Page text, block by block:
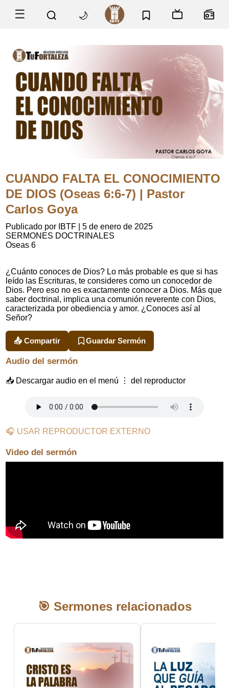
☰ 🌙
CUANDO FALTA EL CONOCIMIENTO
DE DIOS (Oseas 6:6-7) | Pastor
Carlos Goya
Publicado por IBTF
5 de enero de 2025
SERMONES DOCTRINALES
Oseas 6
¿Cuánto conoces de Dios? Lo más probable es que si has
leído las Escrituras, te consideres como un conocedor de
Dios. Pero eso no es exactamente conocer a Dios. Más que
saber doctrinal, implica una comunión reverente con Dios,
caracterizada por obediencia y amor. ¿Conoces así al
Señor?
📤 Compartir Guardar Sermón
Audio del sermón
📥 Descargar audio en el menú ⋮ del reproductor
🎧 USAR REPRODUCTOR EXTERNO
Video del sermón
🎯 Sermones relacionados